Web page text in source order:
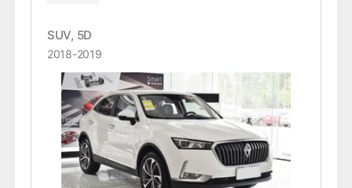
SUV, 5D
2018-2019